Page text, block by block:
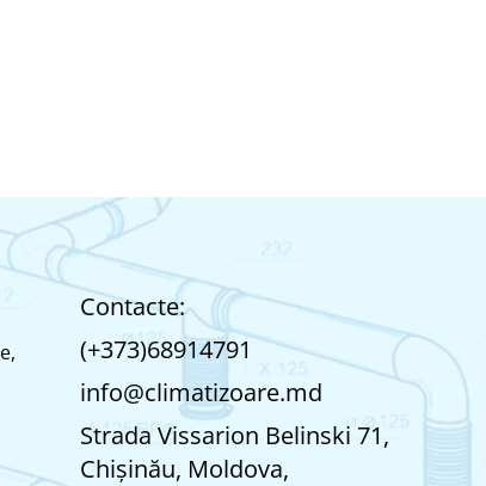
Contacte:
(+373)68914791
info@climatizoare.md
Strada Vissarion Belinski 71,
Chişinău, Moldova,